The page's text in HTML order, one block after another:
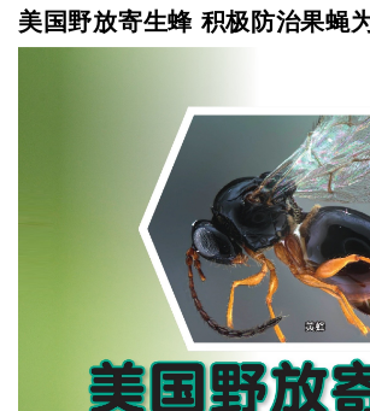
美国野放寄生蜂 积极防治果蝇